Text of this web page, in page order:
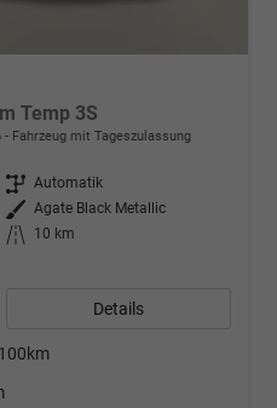
Temp 3S
Fahrzeug mit Tageszulassung
Getriebe Automatik
Außenfarbe Agate Black Metallic
Kilometerstand
10 km
Details